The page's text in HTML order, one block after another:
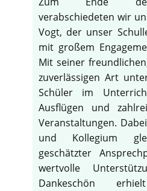
verabschiedeten wir
Vogt, der unser
mit großem
Mit seiner
zuverlässigen Art
Schüler im
Ausflügen und
Veranstaltungen.
und Kollegium
geschätzter
wertvolle
Dankeschön